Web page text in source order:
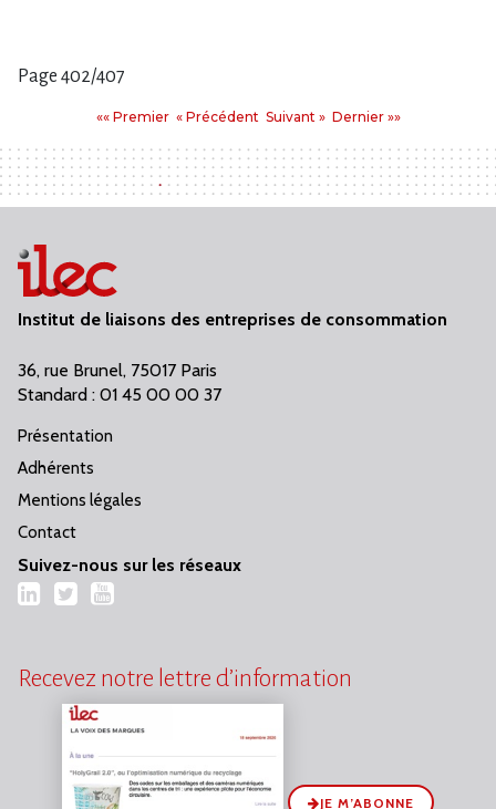
Page 402/407
«« PremierPremier
« PrécédentPrécédent
Suivant
Suivant » Dernier
Dernier »»
Institut de liaisons des entreprises de consommation
36, rue Brunel, 75017 Paris
Standard : 01 45 00 00 37
Présentation
Adhérents
Mentions légales
Contact
Suivez-nous sur les réseaux
LinkedIn
TwitterYouTube
Recevez notre lettre d’information
JE M’ABONNE